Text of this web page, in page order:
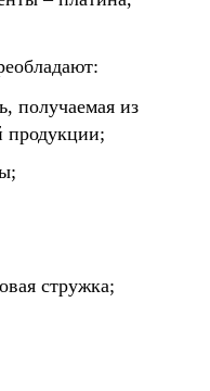
получаемая из
продукции;
стружка;